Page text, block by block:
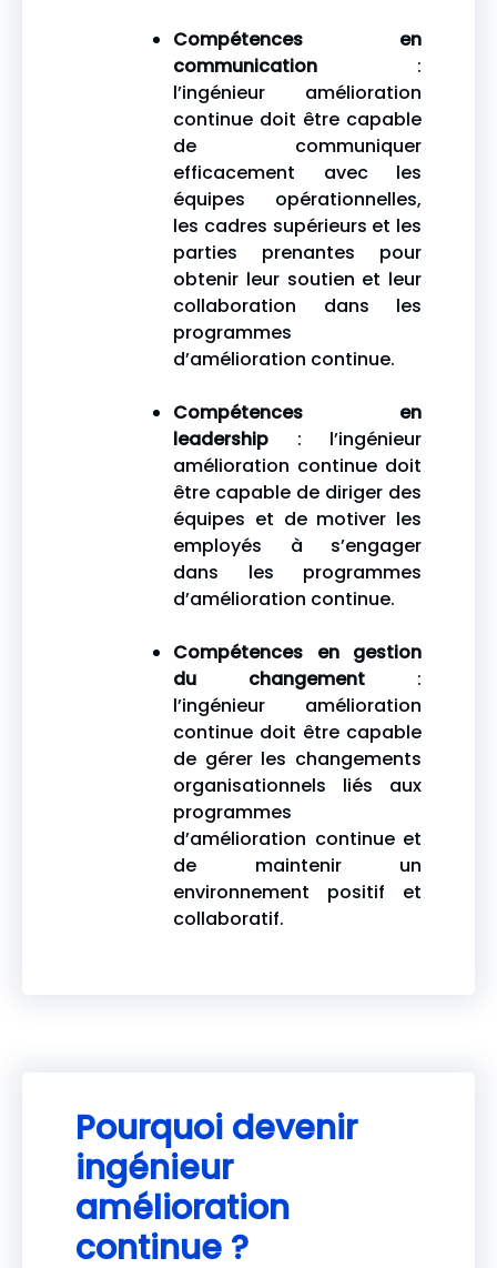
Compétences en
communication :
l’ingénieur amélioration
continue doit être capable
de communiquer
efficacement avec les
équipes opérationnelles,
les cadres supérieurs et les
parties prenantes pour
obtenir leur soutien et leur
collaboration dans les
programmes
d’amélioration continue.
Compétences en
leadership : l’ingénieur
amélioration continue doit
être capable de diriger des
équipes et de motiver les
employés à s’engager
dans les programmes
d’amélioration continue.
Compétences en gestion
du changement :
l’ingénieur amélioration
continue doit être capable
de gérer les changements
organisationnels liés aux
programmes
d’amélioration continue et
de maintenir un
environnement positif et
collaboratif.
Pourquoi devenir
ingénieur
amélioration
continue ?